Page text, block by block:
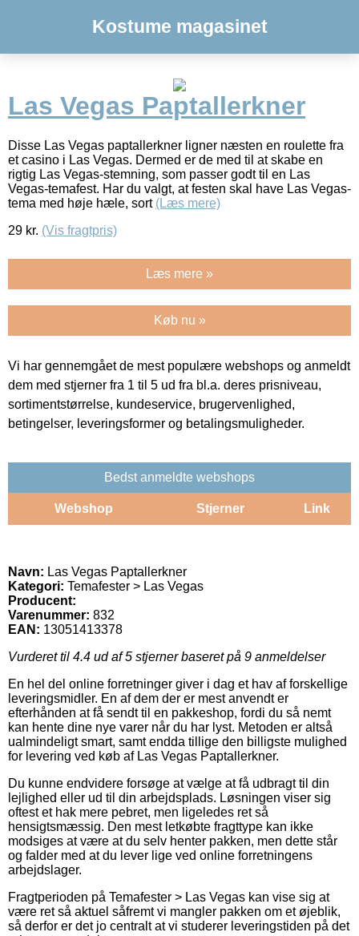
Kostume magasinet
Las Vegas Paptallerkner
Disse Las Vegas paptallerkner ligner næsten en roulette fra
et casino i Las Vegas. Dermed er de med til at skabe en
rigtig Las Vegas-stemning, som passer godt til en Las
Vegas-temafest. Har du valgt, at festen skal have Las Vegas-
tema med høje hæle, sort (Læs mere)
29 kr. (Vis fragtpris)
Læs mere »
Køb nu »
Vi har gennemgået de mest populære webshops og anmeldt
dem med stjerner fra 1 til 5 ud fra bl.a. deres prisniveau,
sortimentstørrelse, kundeservice, brugervenlighed,
betingelser, leveringsformer og betalingsmuligheder.
Bedst anmeldte webshops
Webshop Stjerner Link
Navn: Las Vegas Paptallerkner
Kategori: Temafester > Las Vegas
Producent:
Varenummer: 832
EAN: 13051413378
Vurderet til 4.4 ud af 5 stjerner baseret på 9 anmeldelser
En hel del online forretninger giver i dag et hav af forskellige
leveringsmidler. En af dem der er mest anvendt er
efterhånden at få sendt til en pakkeshop, fordi du så nemt
kan hente dine nye varer når du har lyst. Metoden er altså
ualmindeligt smart, samt endda tillige den billigste mulighed
for levering ved køb af Las Vegas Paptallerkner.
Du kunne endvidere forsøge at vælge at få udbragt til din
lejlighed eller ud til din arbejdsplads. Løsningen viser sig
oftest et hak mere pebret, men ligeledes ret så
hensigtsmæssig. Den mest letkøbte fragttype kan ikke
modsiges at være at du selv henter pakken, men dette står
og falder med at du lever lige ved online forretningens
arbejdslager.
Fragtperioden på Temafester > Las Vegas kan vise sig at
være ret så aktuel såfremt vi mangler pakken om et øjeblik,
så derfor er det jo centralt at vi studerer leveringstiden på det